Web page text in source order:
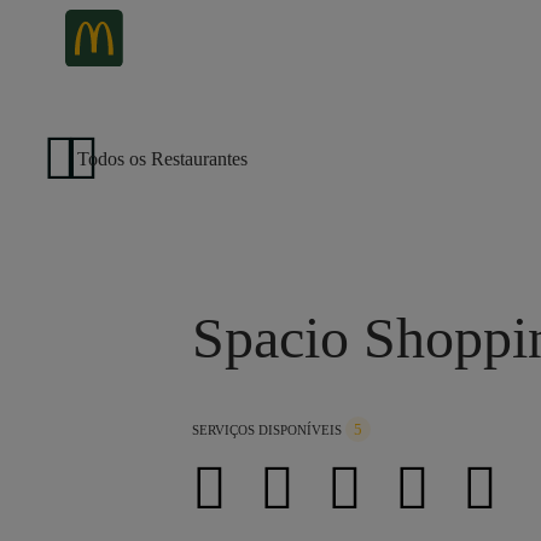
Todos os Restaurantes
Spacio
SERVIÇOS DISPONÍVEIS 5